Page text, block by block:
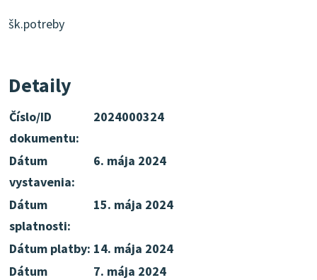
šk.potreby
Detaily
Číslo/ID
dokumentu:
2024000324
Dátum
vystavenia:
6. mája 2024
Dátum
splatnosti:
15. mája 2024
Dátum platby: 14. mája 2024
Dátum
7. mája 2024